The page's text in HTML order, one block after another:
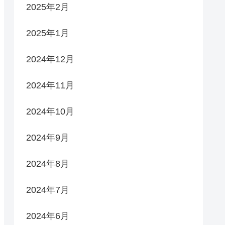
2025年2月
2025年1月
2024年12月
2024年11月
2024年10月
2024年9月
2024年8月
2024年7月
2024年6月